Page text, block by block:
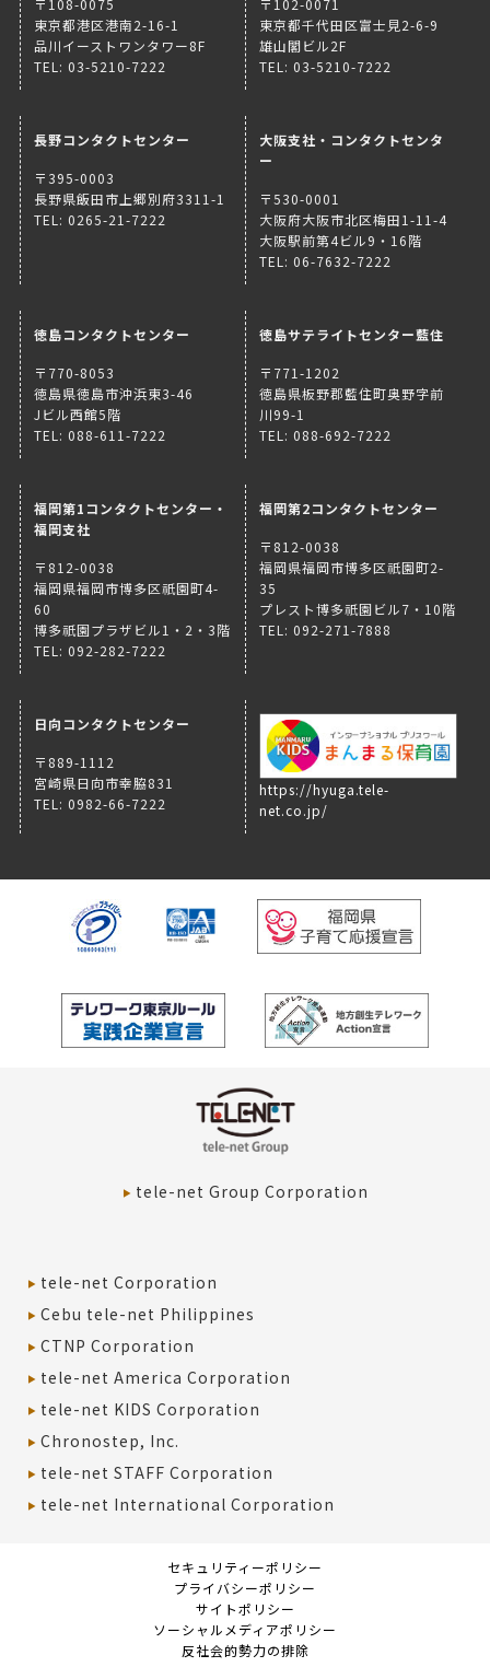
東京都港区港南2-16-1
品川イーストワンタワー8F
TEL: 03-5210-7222
東京都千代田区富士見2-6-9
雄山閣ビル2F
TEL: 03-5210-7222
長野コンタクトセンター
〒395-0003
長野県飯田市上郷別府3311-1
TEL: 0265-21-7222
大阪支社・コンタクトセンタ
ー
〒530-0001
大阪府大阪市北区梅田1-11-4
大阪駅前第4ビル9・16階
TEL: 06-7632-7222
徳島コンタクトセンター
〒770-8053
徳島県徳島市沖浜東3-46
Jビル西館5階
TEL: 088-611-7222
徳島サテライトセンター藍住
〒771-1202
徳島県板野郡藍住町奥野字前
川99-1
TEL: 088-692-7222
福岡第1コンタクトセンター・
福岡支社
〒812-0038
福岡県福岡市博多区祇園町4-
60
博多祇園プラザビル1・2・3階
TEL: 092-282-7222
福岡第2コンタクトセンター
〒812-0038
福岡県福岡市博多区祇園町2-
35
プレスト博多祇園ビル7・10階
TEL: 092-271-7888
日向コンタクトセンター
〒889-1112
宮崎県日向市幸脇831
TEL: 0982-66-7222
https://hyuga.tele-
net.co.jp/
tele-net Group Corporation
tele-net Corporation
Cebu tele-net Philippines
CTNP Corporation
tele-net America Corporation
tele-net KIDS Corporation
Chronostep, Inc.
tele-net STAFF Corporation
tele-net International Corporation
セキュリティーポリシー
プライバシーポリシー
サイトポリシー
ソーシャルメディアポリシー
反社会的勢力の排除